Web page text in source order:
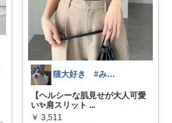
猫大好き #みなさんのお気持ちに感謝
【ヘルシーな肌見せが大人可愛
い✨肩スリット ...
￥ 3,511